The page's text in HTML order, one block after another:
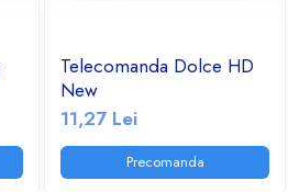
Telecomanda Dolce HD
New
11,27 Lei
Precomanda